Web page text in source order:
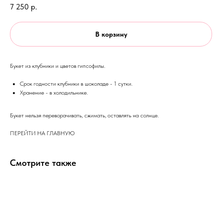
7 250 р.
В корзину
Букет из клубники и цветов гипсофилы.
Срок годности клубники в шоколаде - 1 сутки.
Хранение - в холодильнике.
Букет нельзя переворачивать, сжимать, оставлять на солнце.
ПЕРЕЙТИ НА ГЛАВНУЮ
Смотрите также